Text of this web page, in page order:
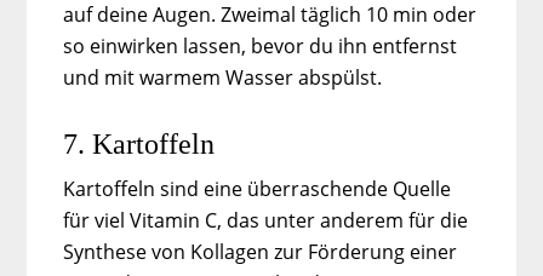
auf deine Augen. Zweimal täglich 10 min oder
so einwirken lassen, bevor du ihn entfernst
und mit warmem Wasser abspülst.
7. Kartoffeln
Kartoffeln sind eine überraschende Quelle
für viel Vitamin C, das unter anderem für die
Synthese von Kollagen zur Förderung einer